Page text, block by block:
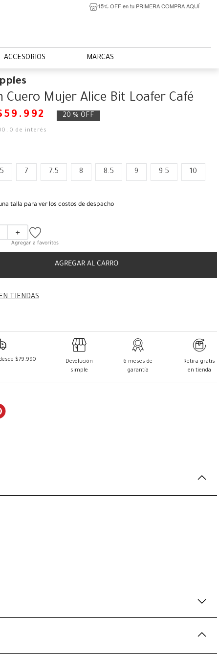
15% OFF en tu PRIMERA COMPRA AQUÍ
ACCESORIOS MARCAS
Cuero Mujer Alice Bit Loafer Café
59 . 992 20 % OFF
,0 de interés
7 7.5 8 8.5 9 9.5 10
talla para ver los costos de despacho
＋
AGREGAR AL CARRO
TIENDAS
$79.990
Devolución
simple
6 meses de
garantía
Retira gratis
en tienda